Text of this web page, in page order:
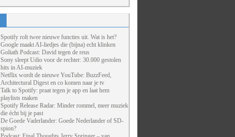
Spotify rolt twee nieuwe functies uit. Wat is het?
Google maakt AI-liedjes die (bijna) echt klinken
Goliath Podcast: David tegen de reus
Sony sleept Udio voor de rechter: 30.000 gestolen
hits in AI-muziek
Netflix wordt de nieuwe YouTube: BuzzFeed,
Architectural Digest en co komen naar je tv
Talk to Spotify: praat tegen je app en laat hem
playlists maken
Spotify Release Radar: Minder rommel, meer muziek
die écht bij je past
De Goede Vaderlander: Goede Nederlander of SD-
spion?